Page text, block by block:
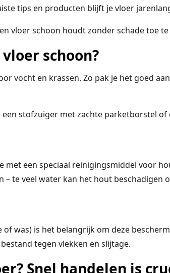
tips en producten blijft je vloer
vloer schoon houdt zonder schade toe
schoon?
vocht en krassen. Zo pak je het goed
stofzuiger met zachte parketborstel of
met een speciaal reinigingsmiddel voor
– te veel water kan het hout beschadigen
was) is het belangrijk om deze
tegen vlekken en slijtage.
Snel handelen is